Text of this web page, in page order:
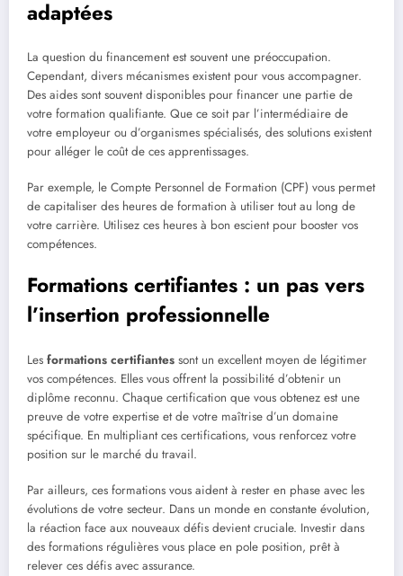
adaptées
La question du financement est souvent une préoccupation.
Cependant, divers mécanismes existent pour vous accompagner.
Des aides sont souvent disponibles pour financer une partie de
votre formation qualifiante. Que ce soit par l’intermédiaire de
votre employeur ou d’organismes spécialisés, des solutions existent
pour alléger le coût de ces apprentissages.
Par exemple, le Compte Personnel de Formation (CPF) vous permet
de capitaliser des heures de formation à utiliser tout au long de
votre carrière. Utilisez ces heures à bon escient pour booster vos
compétences.
Formations certifiantes : un pas vers
l’insertion professionnelle
Les formations certifiantes sont un excellent moyen de légitimer
vos compétences. Elles vous offrent la possibilité d’obtenir un
diplôme reconnu. Chaque certification que vous obtenez est une
preuve de votre expertise et de votre maîtrise d’un domaine
spécifique. En multipliant ces certifications, vous renforcez votre
position sur le marché du travail.
Par ailleurs, ces formations vous aident à rester en phase avec les
évolutions de votre secteur. Dans un monde en constante évolution,
la réaction face aux nouveaux défis devient cruciale. Investir dans
des formations régulières vous place en pole position, prêt à
relever ces défis avec assurance.